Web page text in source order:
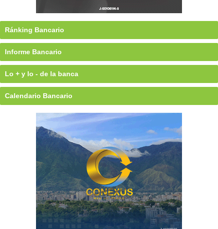
Ránking Bancario
Informe Bancario
Lo + y lo - de la banca
Calendario Bancario